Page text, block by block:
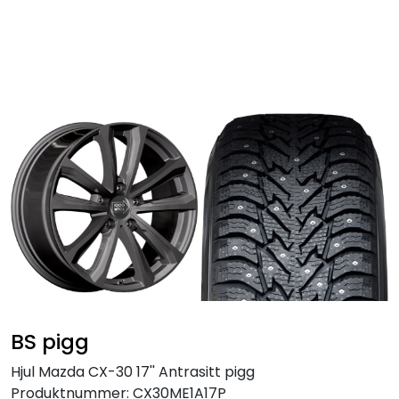
BS pigg
Hjul Mazda CX-30 17'' Antrasitt pigg
Produktnummer: CX30ME1A17P
Hjulpakker
Felger
Lastebil
Buss
Anlegg